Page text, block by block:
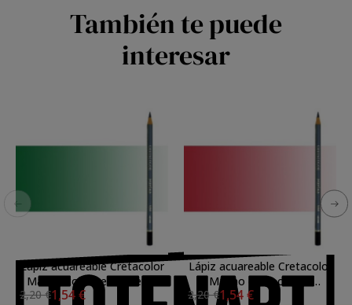
También te puede
interesar
Lápiz acuareable Cretacolor
Marino color verde hierba
2,20 €1,54 €
Lápiz acuareable Cretacolor
Marino color carmín
extrafino
2,20 €1,54 €